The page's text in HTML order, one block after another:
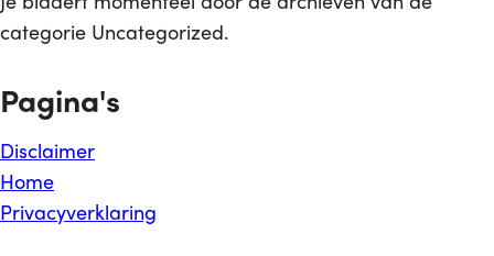
categorie Uncategorized.
Pagina's
Disclaimer
Home
Privacyverklaring